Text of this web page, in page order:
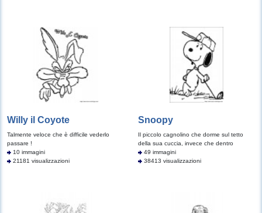
Willy il Coyote
Talmente veloce che è difficile vederlo
passare !
10 immagini
21181 visualizzazioni
Snoopy
Il piccolo cagnolino che dorme sul tetto
della sua cuccia, invece che dentro
49 immagini
38413 visualizzazioni